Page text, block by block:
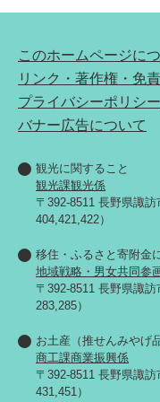
このホームページに
リンク・著作権・免
プライバシーポリシー
バナー広告について
観光に関すること
観光課観光係
〒392-8511 長野県諏
404,421,422）
移住・ふるさと寄附金
地域戦略・男女共同参
〒392-8511 長野県諏
283,285）
お土産（推せんみやげ
商工課商業振興係
〒392-8511 長野県諏
431,451）